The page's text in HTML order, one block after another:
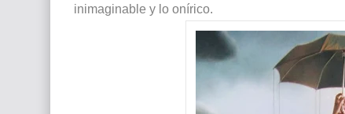
inimaginable y lo onírico.